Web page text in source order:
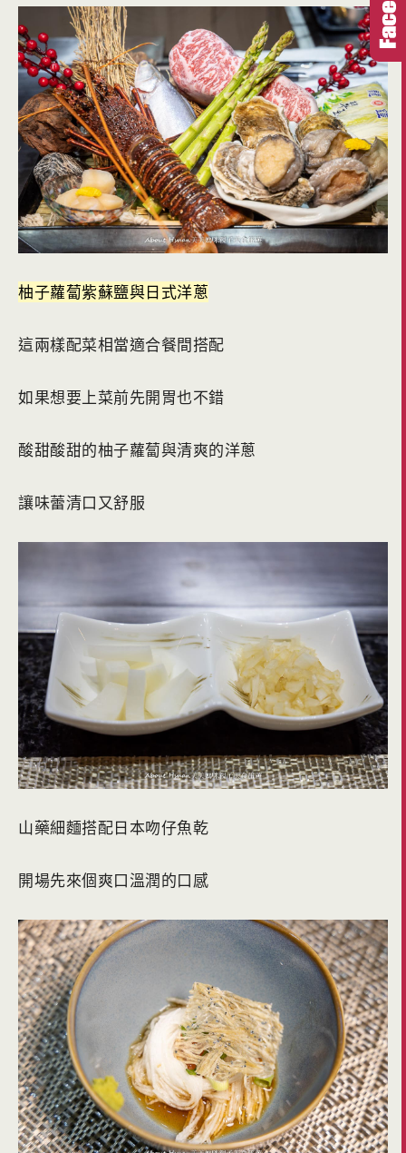
柚子蘿蔔紫蘇鹽與日式洋蔥
這兩樣配菜相當適合餐間搭配
如果想要上菜前先開胃也不錯
酸甜酸甜的柚子蘿蔔與清爽的洋蔥
讓味蕾清口又舒服
山藥細麵搭配日本吻仔魚乾
開場先來個爽口溫潤的口感